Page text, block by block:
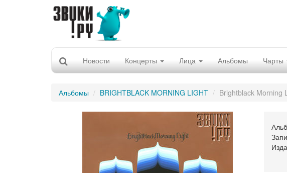
Новости Концерты Лица Альбомы Чарты
Альбомы BRIGHTBLACK MORNING LIGHT Brightblack Morning